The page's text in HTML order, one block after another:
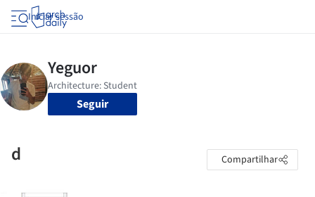
Iniciar sessão
Seguir
d Compartilhar